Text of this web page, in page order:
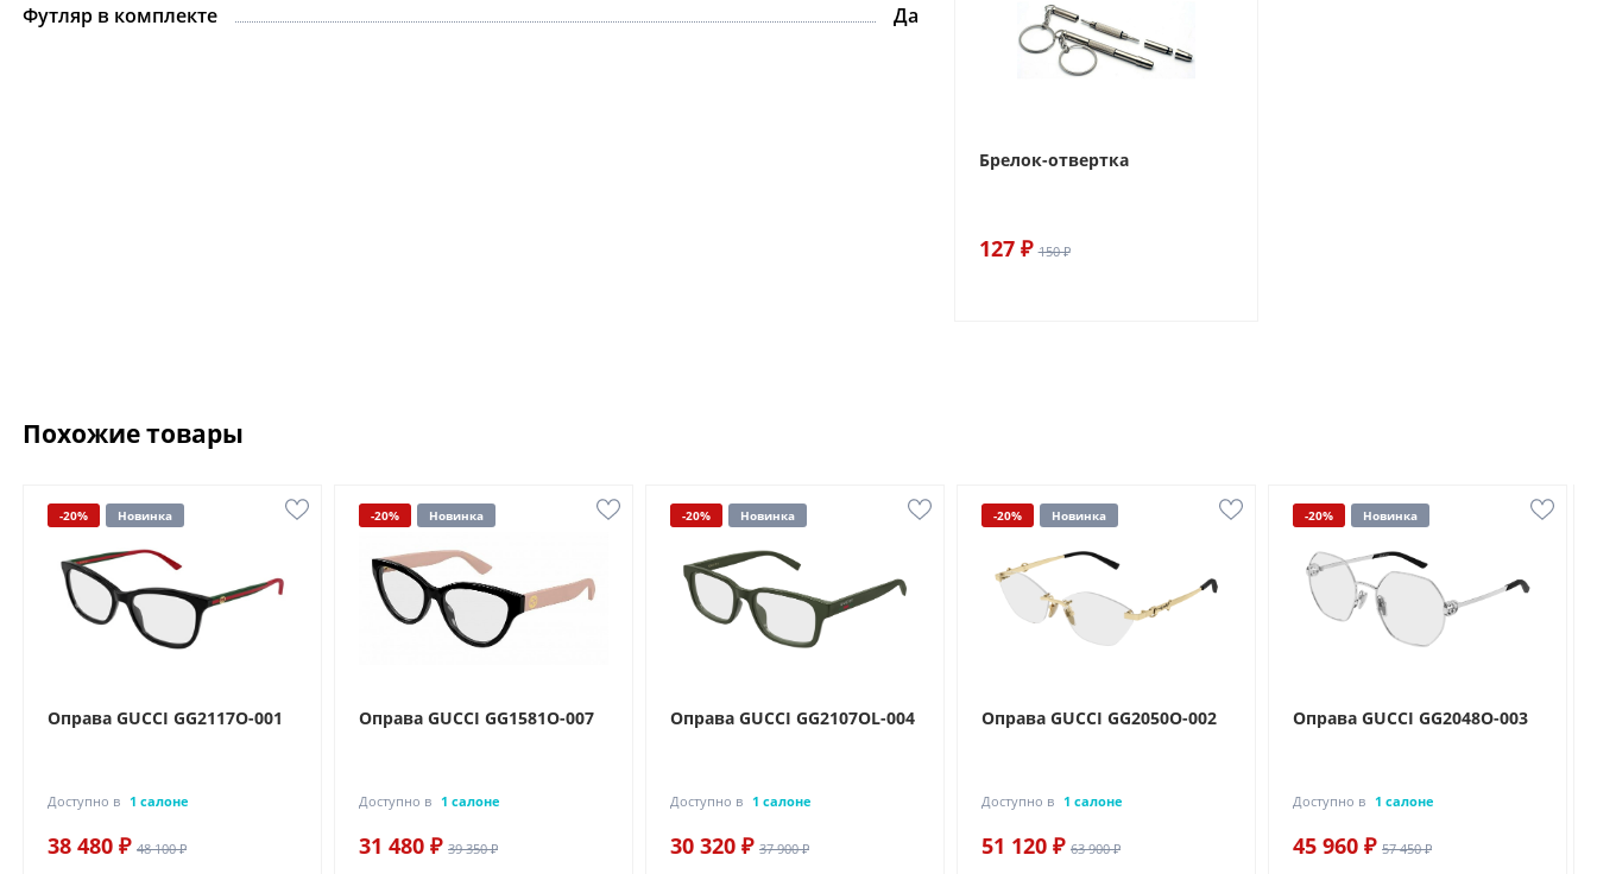
Футляр в комплекте
Да
Брелок-отвертка
127 ₽ 150 ₽
Похожие товары
-20% Новинка
Оправа GUCCI GG2117O-001
Доступно в 1 салоне
38 480 ₽ 48 100 ₽
-20% Новинка
Оправа GUCCI GG1581O-007
Доступно в 1 салоне
31 480 ₽ 39 350 ₽
-20% Новинка
Оправа GUCCI GG2107OL-004
Доступно в 1 салоне
30 320 ₽ 37 900 ₽
-20% Новинка
Оправа GUCCI GG2050O-002
Доступно в 1 салоне
51 120 ₽ 63 900 ₽
-20% Новинка
Оправа GUCCI GG2048O-003
Доступно в 1 салоне
45 960 ₽ 57 450 ₽